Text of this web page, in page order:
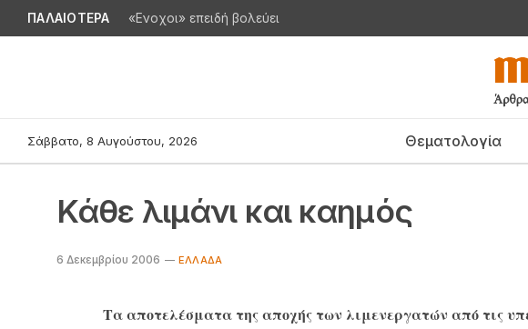
ΠΑΛΑΙΟΤΕΡΑ «Ενοχοι» επειδή βολεύει
Σάββατο, 8 Αυγούστου, 2026 Θεματολογία
Κάθε λιμάνι και καημός
6 Δεκεμβρίου 2006 EΛΛΆΔΑ
Τα αποτελέσματα της αποχής των λιμενεργατών από τις